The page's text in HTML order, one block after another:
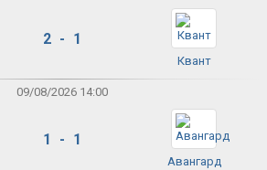
2 - 1
Квант
09/08/2026 14:00
1 - 1
Авангард